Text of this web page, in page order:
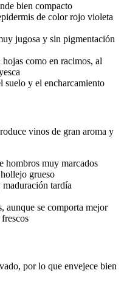
bien compacto
de color rojo violeta
jugosa y sin pigmentación
como en racimos, al
suelo y el encharcamiento
vinos de gran aroma y
hombros muy marcados
grueso
tardía
aunque se comporta mejor
por lo que envejece bien